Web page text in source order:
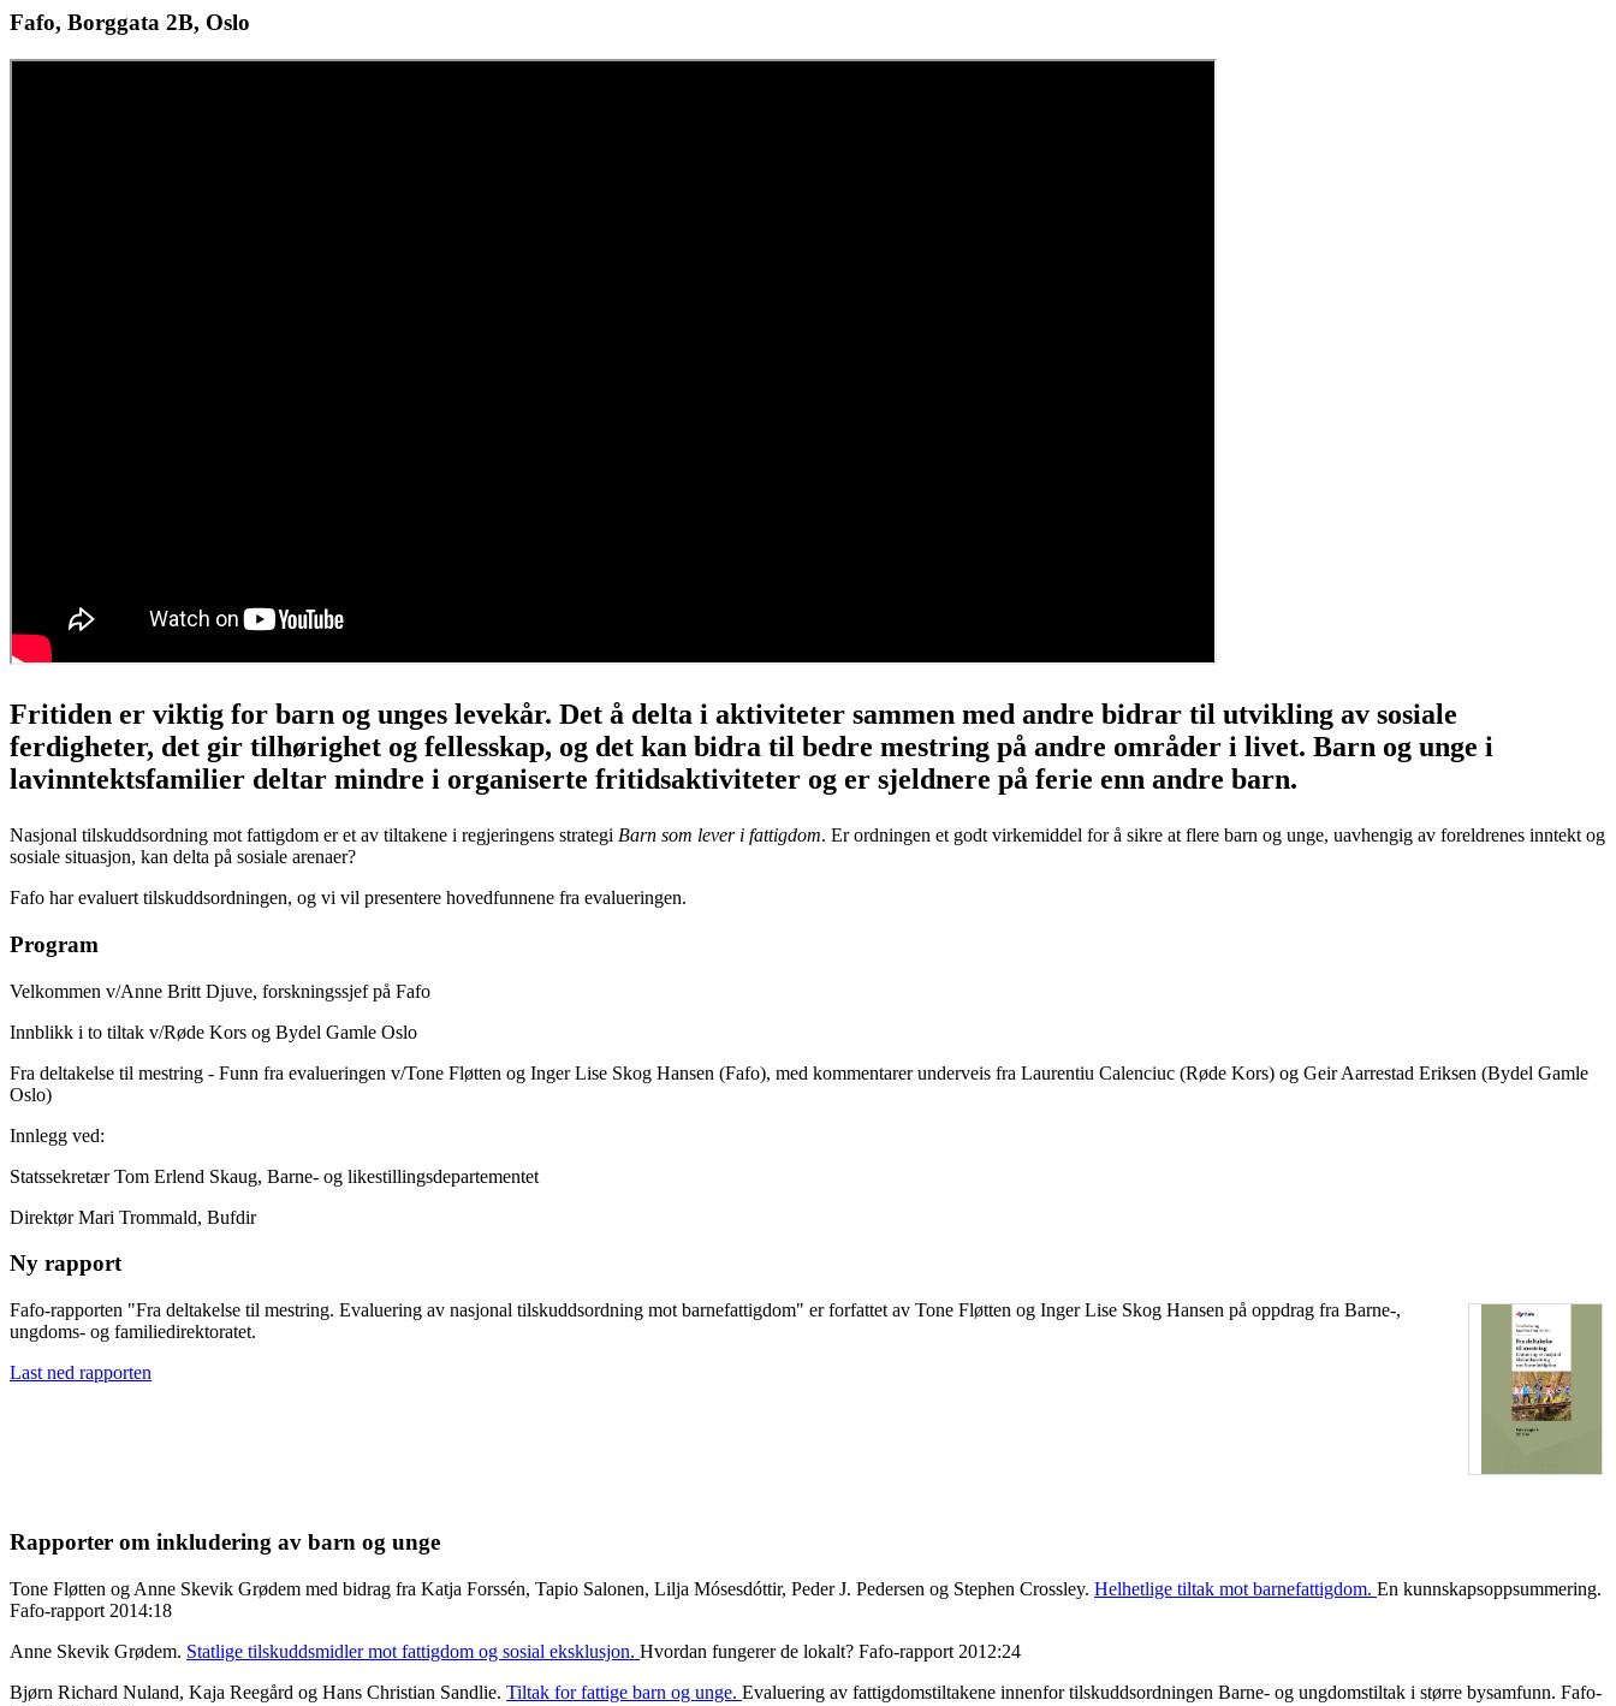
Fafo, Borggata 2B, Oslo
Fritiden er viktig for barn og unges levekår. Det å delta i aktiviteter sammen med andre bidrar til utvikling av sosiale
ferdigheter, det gir tilhørighet og fellesskap, og det kan bidra til bedre mestring på andre områder i livet. Barn og unge i
lavinntektsfamilier deltar mindre i organiserte fritidsaktiviteter og er sjeldnere på ferie enn andre barn.
Nasjonal tilskuddsordning mot fattigdom er et av tiltakene i regjeringens strategi Barn som lever i fattigdom. Er ordningen et godt virkemiddel for å sikre at flere barn og unge, uavhengig av foreldrenes inntekt og
sosiale situasjon, kan delta på sosiale arenaer?
Fafo har evaluert tilskuddsordningen, og vi vil presentere hovedfunnene fra evalueringen.
Program
Velkommen v/Anne Britt Djuve, forskningssjef på Fafo
Innblikk i to tiltak v/Røde Kors og Bydel Gamle Oslo
Fra deltakelse til mestring - Funn fra evalueringen v/Tone Fløtten og Inger Lise Skog Hansen (Fafo), med kommentarer underveis fra Laurentiu Calenciuc (Røde Kors) og Geir Aarrestad Eriksen (Bydel Gamle
Oslo)
Innlegg ved:
Statssekretær Tom Erlend Skaug, Barne- og likestillingsdepartementet
Direktør Mari Trommald, Bufdir
Ny rapport
Fafo-rapporten "Fra deltakelse til mestring. Evaluering av nasjonal tilskuddsordning mot barnefattigdom" er forfattet av Tone Fløtten og Inger Lise Skog Hansen på oppdrag fra Barne-,
ungdoms- og familiedirektoratet.
Last ned rapporten
Rapporter om inkludering av barn og unge
Tone Fløtten og Anne Skevik Grødem med bidrag fra Katja Forssén, Tapio Salonen, Lilja Mósesdóttir, Peder J. Pedersen og Stephen Crossley. Helhetlige tiltak mot barnefattigdom. En kunnskapsoppsummering.
Fafo-rapport 2014:18
Anne Skevik Grødem. Statlige tilskuddsmidler mot fattigdom og sosial eksklusjon. Hvordan fungerer de lokalt? Fafo-rapport 2012:24
Bjørn Richard Nuland, Kaja Reegård og Hans Christian Sandlie. Tiltak for fattige barn og unge. Evaluering av fattigdomstiltakene innenfor tilskuddsordningen Barne- og ungdomstiltak i større bysamfunn. Fafo-